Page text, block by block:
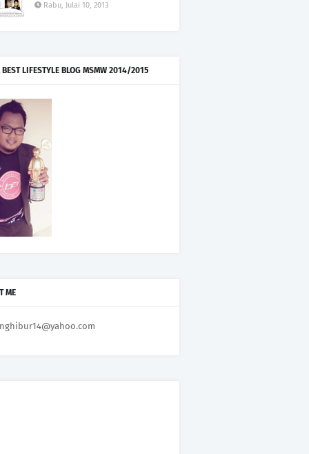
Rabu, Julai 10, 2013
BEST LIFESTYLE BLOG MSMW 2014/2015
ME